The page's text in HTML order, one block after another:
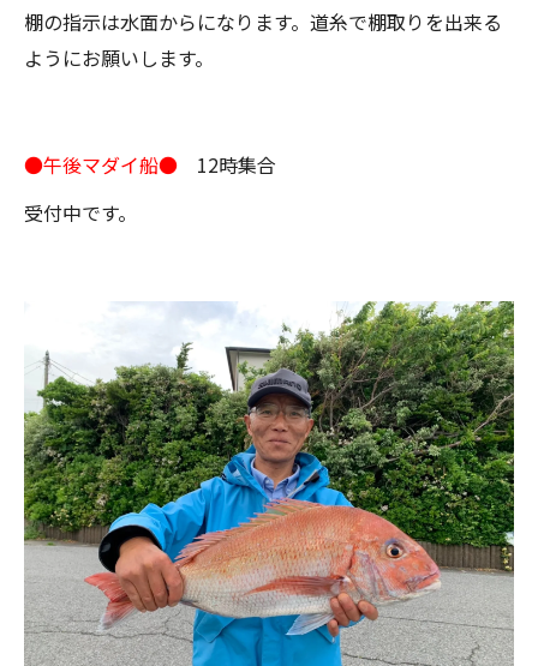
棚の指示は水面からになります。道糸で棚取りを出来る
ようにお願いします。
●午後マダイ船● 12時集合
受付中です。